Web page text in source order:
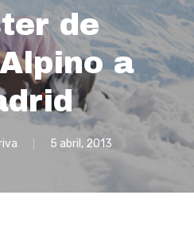
de
a
5 abril, 2013